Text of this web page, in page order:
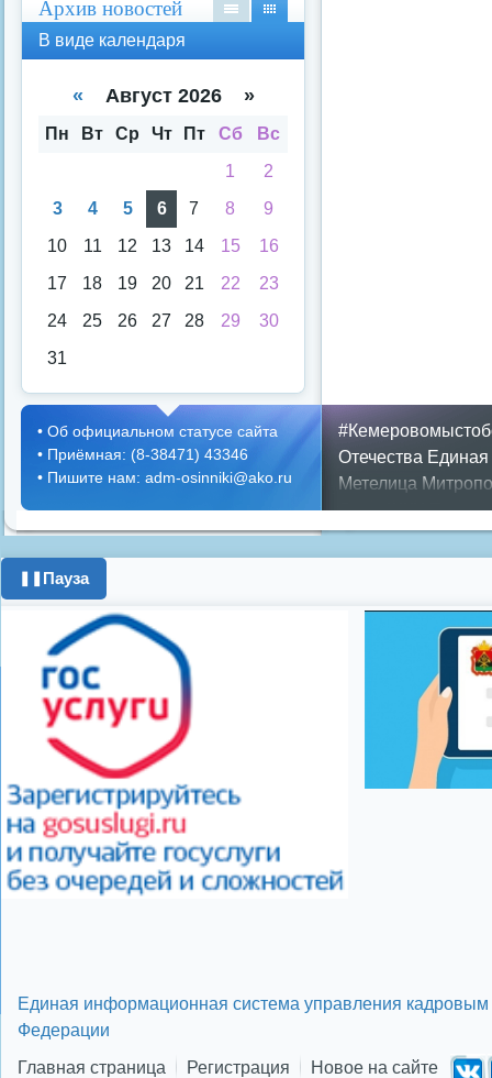
Архив новостей
кал
аря
спи
В виде календаря
« Август 2026 »
Пн Вт Ср Чт Пт Сб
Вс
1
2
3
4 5 6 7 8
9
10
11 12 13 14 15
16
17
18 19 20 21 22
23
24
25 26 27 28 29
30
31
Отечества
Метелица
Днем ЖКХ
Противопожарная
день города
цифровое
Показать все теги
• Об официальном статусе сайта
• Приёмная: (8-38471) 43346
• Пишите нам: adm-osinniki@ako.ru
Пауза
Единая информационная система управления кадровым
Федерации
Главная страница
Регистрация Новое на сайте